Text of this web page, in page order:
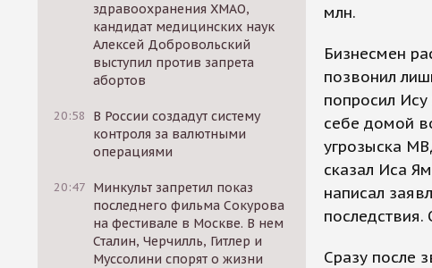
здравоохранения ХМАО,
кандидат медицинских наук
Алексей Добровольский
выступил против запрета
абортов
20:58
В России создадут систему
контроля за валютными
операциями
20:47 Минкульт запретил показ
последнего фильма Сокурова
на фестивале в Москве. В нем
Сталин, Черчилль, Гитлер и
Муссолини спорят о жизни
млн.
Бизнесмен
позвонил
попросил Ису
себе домой
угрозыска
сказал Иса
написал
Сразу после